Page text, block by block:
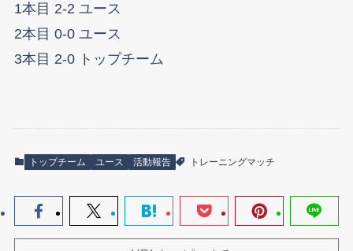
1本目 2-2 ユース
2本目 0-0 ユース
3本目 2-0 トップチーム
トップチーム ユース 活動報告 トレーニングマッチ